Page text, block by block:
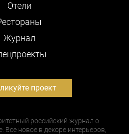
Отели
Журнал
проект
российский журнал о
Все новое в декоре интерьеров,